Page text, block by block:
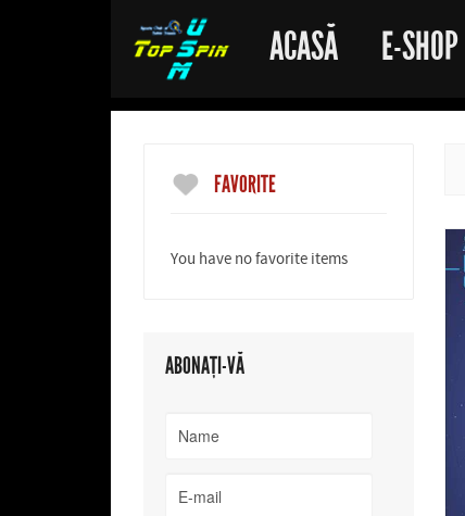
ACASĂ E-SHOP
FAVORITE
You have no favorite items
ABONAȚI-VĂ